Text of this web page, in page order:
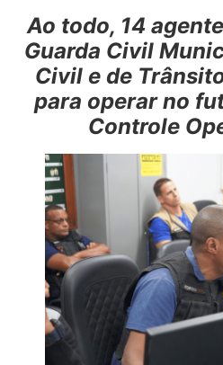
Ao todo, 14
Guarda Civil
Civil e de
para operar no
Controle